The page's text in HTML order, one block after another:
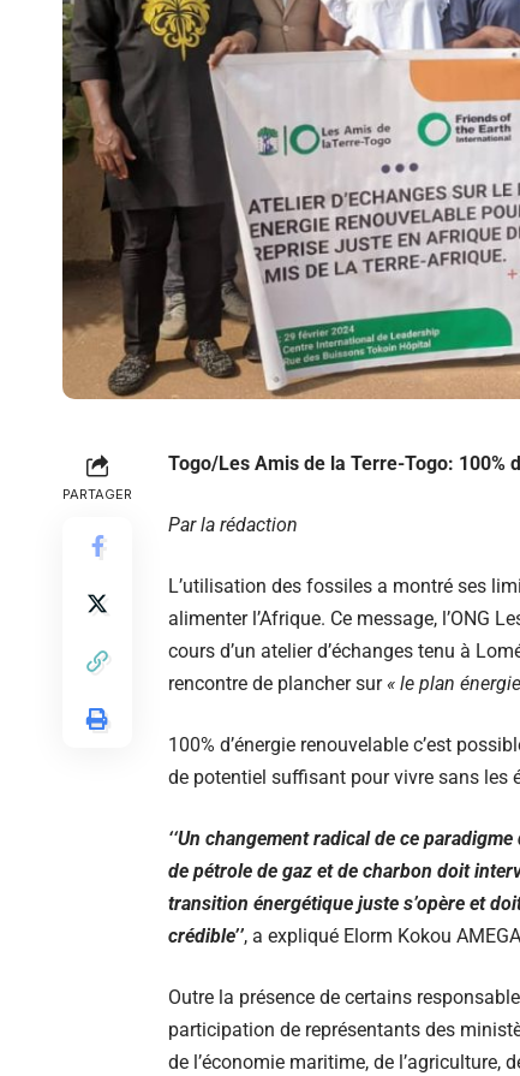
PARTAGER
Togo/Les Amis de la Terre-Togo: 100%
Par la rédaction
L’utilisation des fossiles a montré ses
alimenter l’Afrique. Ce message, l’ONG
cours d’un atelier d’échanges tenu à
rencontre de plancher sur« le plan
100% d’énergie renouvelable c’est
de potentiel suffisant pour vivre sans les
‘‘Un changement radical de ce
de pétrole de gaz et de charbon doit
transition énergétique juste s’opère et
crédible’’, a expliqué Elorm Kokou
Outre la présence de certains
participation de représentants des
de l’économie maritime, de l’agriculture,